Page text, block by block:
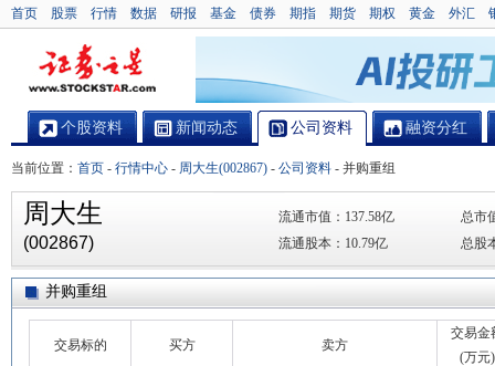
首页 股票 行情 数据 研报 基金 债券 期指 期货 期权 黄金 外汇
个股资料 新闻动态 公司资料 融资分红
当前位置： 首页 - 行情中心 - 周大生(002867) - 公司资料 - 并购重组
周大生
(002867)
流通市值： 137.58亿
总市
流通股本： 10.79亿 总股
并购重组
交易标的 买方 卖方
交易金
(万元)